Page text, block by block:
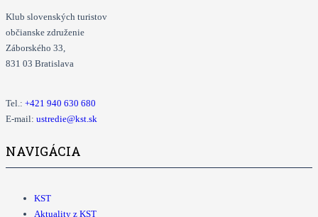
Klub slovenských turistov
občianske združenie
Záborského 33,
831 03 Bratislava
Tel.: +421 940 630 680
E-mail: ustredie@kst.sk
NAVIGÁCIA
KST
Aktuality z KST